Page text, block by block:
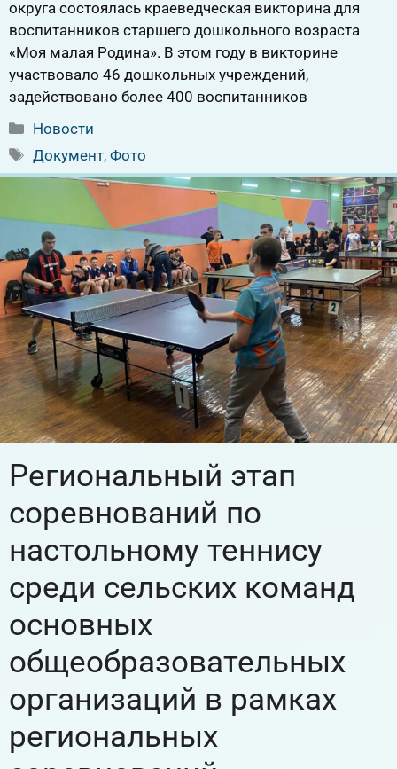
округа состоялась краеведческая викторина для
воспитанников старшего дошкольного возраста
«Моя малая Родина». В этом году в викторине
участвовало 46 дошкольных учреждений,
задействовано более 400 воспитанников
Рубрики
Новости
Метки
Документ,Фото
Региональный этап
соревнований по
настольному теннису
среди сельских команд
основных
общеобразовательных
организаций в рамках
региональных